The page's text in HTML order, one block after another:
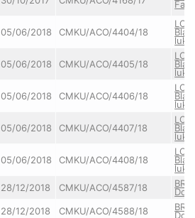
05/06/2018 CMKU/ACO/4404/18
luk
05/06/2018 CMKU/ACO/4405/18
luk
05/06/2018 CMKU/ACO/4406/18
luk
05/06/2018 CMKU/ACO/4407/18
luk
05/06/2018 CMKU/ACO/4408/18
luk
28/12/2018 CMKU/ACO/4587/18
28/12/2018 CMKU/ACO/4588/18